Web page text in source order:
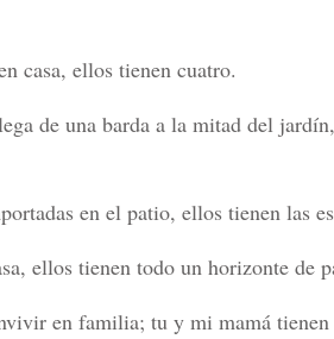
casa, ellos tienen cuatro.
de una barda a la mitad del
en el patio, ellos tienen las
ellos tienen todo un horizonte de
en familia; tu y mi mamá tienen